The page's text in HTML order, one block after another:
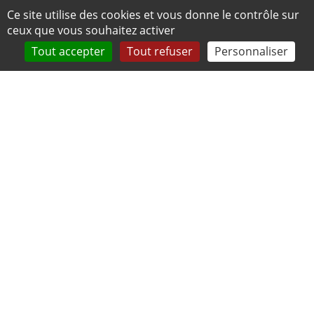
Panneau de gestion des cookies
Ce site utilise des cookies et vous donne le contrôle sur
ceux que vous souhaitez activer
Tout accepter
Tout refuser Personnaliser